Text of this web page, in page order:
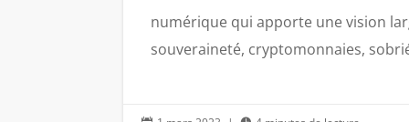
numérique qui apporte une vision
souveraineté, cryptomonnaies,